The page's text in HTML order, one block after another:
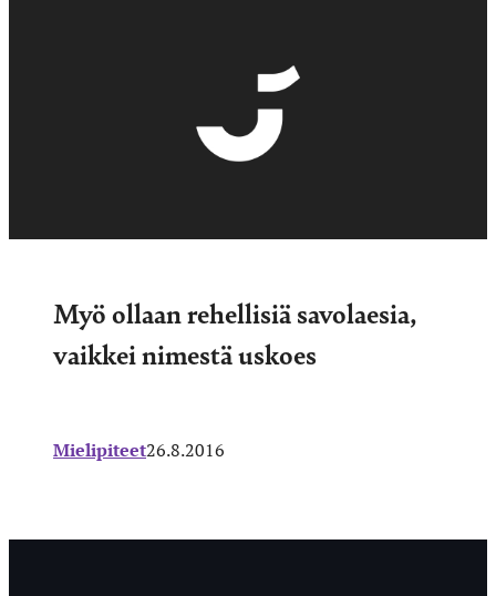
Myö ollaan rehellisiä savolaesia,
vaikkei nimestä uskoes
Mielipiteet26.8.2016